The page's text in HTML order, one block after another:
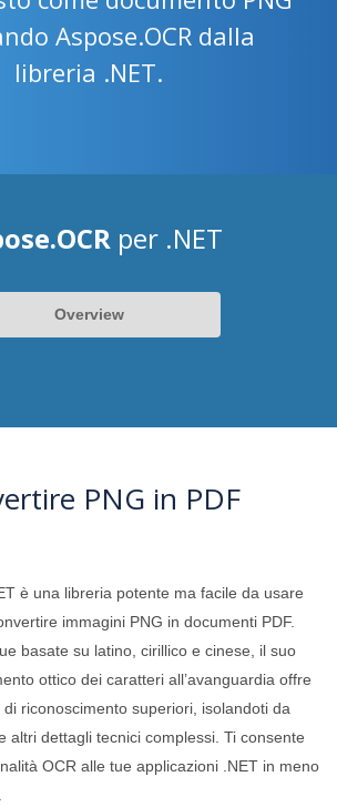
Aspose.OCR dalla
libreria .NET.
per .NET
Overview
PNG in PDF
è una libreria potente ma facile da usare
immagini PNG in documenti PDF.
basate su latino, cirillico e cinese, il suo
ottico dei caratteri all’avanguardia offre
riconoscimento superiori, isolandoti da
altri dettagli tecnici complessi. Ti consente
OCR alle tue applicazioni .NET in meno